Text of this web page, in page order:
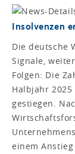
Insolvenzen
Die deutsche
Signale,
Folgen: Die
Halbjahr
gestiegen.
einem